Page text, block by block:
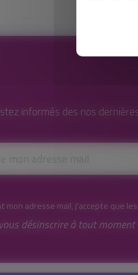
informés des nos
mon adresse mail, j'accepte que
désinscrire à tout